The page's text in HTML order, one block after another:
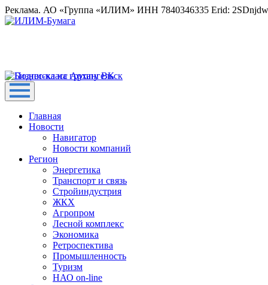
Реклама. АО «Группа «ИЛИМ» ИНН 7840346335 Erid:
Главная
Новости
Навигатор
Новости компаний
Регион
Энергетика
Транспорт и связь
Стройиндустрия
ЖКХ
Агропром
Лесной комплекс
Экономика
Ретроспектива
Промышленность
Туризм
НАО on-line